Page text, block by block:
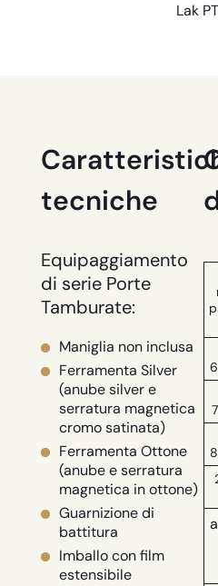
Lak
tecniche
Equipaggiamento
di serie Porte
Tamburate:
Maniglia non inclusa
Ferramenta Silver
(anube silver e
serratura magnetica
cromo satinata)
Ferramenta Ottone
(anube e serratura
magnetica in ottone)
Guarnizione di
battitura
Imballo con film
estensibile